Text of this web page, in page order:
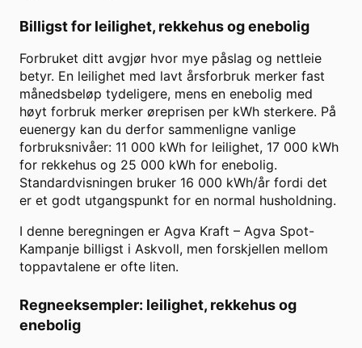
Billigst for leilighet, rekkehus og enebolig
Forbruket ditt avgjør hvor mye påslag og nettleie
betyr. En leilighet med lavt årsforbruk merker fast
månedsbeløp tydeligere, mens en enebolig med
høyt forbruk merker øreprisen per kWh sterkere. På
euenergy kan du derfor sammenligne vanlige
forbruksnivåer: 11 000 kWh for leilighet, 17 000 kWh
for rekkehus og 25 000 kWh for enebolig.
Standardvisningen bruker 16 000 kWh/år fordi det
er et godt utgangspunkt for en normal husholdning.
I denne beregningen er Agva Kraft – Agva Spot-
Kampanje billigst i Askvoll, men forskjellen mellom
toppavtalene er ofte liten.
Regneeksempler: leilighet, rekkehus og
enebolig